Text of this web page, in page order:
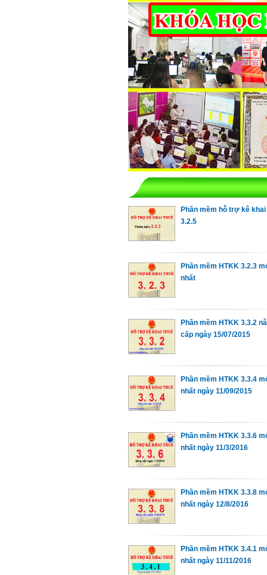
Phần mềm hỗ trợ kê
3.2.5
Phần mềm HTKK 3.2.3
nhất
Phần mềm HTKK 3.3.2
cấp ngày 15/07/2015
Phần mềm HTKK 3.3.4
nhất ngày 11/09/2015
Phần mềm HTKK 3.3.6
nhất ngày 11/3/2016
Phần mềm HTKK 3.3.8
nhất ngày 12/8/2016
Phần mềm HTKK 3.4.1
nhất ngày 11/11/2016